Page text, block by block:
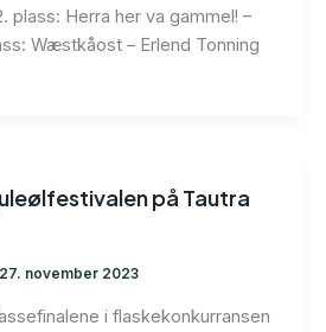
plass: Herra her va gammel! –
Wæstkåost – Erlend Tonning
på Tautra
27. november 2023
i flaskekonkurransen